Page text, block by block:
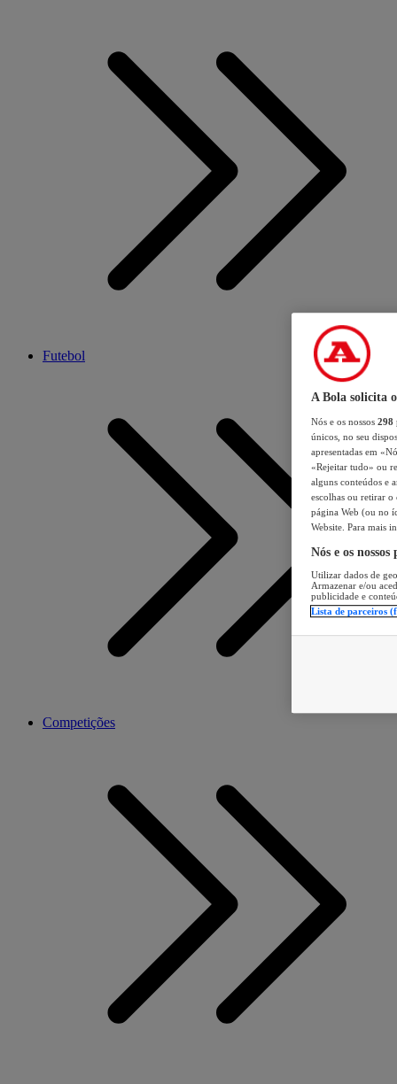
Futebol
Competições
A Bola solicita
Nós e os nossos 298
únicos, no seu
apresentadas em
«Rejeitar tudo» ou
alguns conteúdos e
escolhas ou retirar
página Web (ou no
Website. Para mais
Nós e os
Utilizar dados de
Armazenar e/ou
publicidade e
Lista de parceiros